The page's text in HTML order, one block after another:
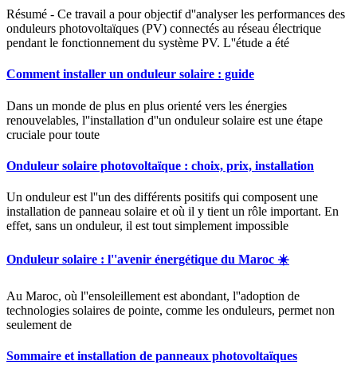
Résumé - Ce travail a pour objectif d''analyser les performances des
onduleurs photovoltaïques (PV) connectés au réseau électrique
pendant le fonctionnement du système PV. L''étude a été
Comment installer un onduleur solaire : guide
Dans un monde de plus en plus orienté vers les énergies
renouvelables, l''installation d''un onduleur solaire est une étape
cruciale pour toute
Onduleur solaire photovoltaïque : choix, prix, installation
Un onduleur est l''un des différents positifs qui composent une
installation de panneau solaire et où il y tient un rôle important. En
effet, sans un onduleur, il est tout simplement impossible
Onduleur solaire : l''avenir énergétique du Maroc ☀️
Au Maroc, où l''ensoleillement est abondant, l''adoption de
technologies solaires de pointe, comme les onduleurs, permet non
seulement de
Sommaire et installation de panneaux photovoltaïques